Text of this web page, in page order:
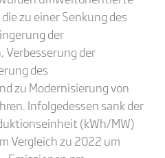
zu einer Senkung des
der
Verbesserung der
des
zu Modernisierung von
Infolgedessen sank der
(kWh/MW)
Vergleich zu 2022 um